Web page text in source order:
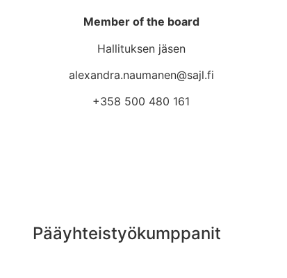
Member of the board
Hallituksen jäsen
alexandra.naumanen@sajl.fi
+358 500 480 161
Pääyhteistyökumppanit